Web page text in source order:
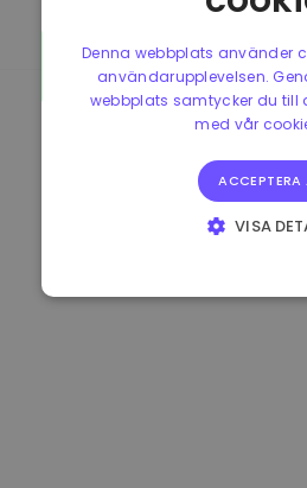
0.084060000 €
Denna webbplats använder
användarupplevelsen.
webbplats samtycker du till
med vår
ACCEPTERA
VISA